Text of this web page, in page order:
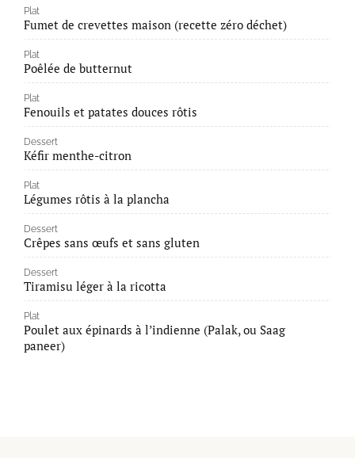
Plat
Fumet de crevettes maison (recette zéro déchet)
Plat
Poêlée de butternut
Plat
Fenouils et patates douces rôtis
Dessert
Kéfir menthe-citron
Plat
Légumes rôtis à la plancha
Dessert
Crêpes sans œufs et sans gluten
Dessert
Tiramisu léger à la ricotta
Plat
Poulet aux épinards à l’indienne (Palak, ou Saag
paneer)